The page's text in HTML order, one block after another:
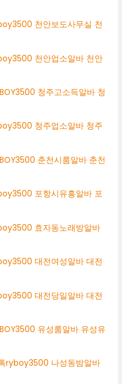
천안보도사무실 천
천안업소알바 천안
청주고소득알바 청
청주업소알바 청주
춘천시룸알바 춘천
포항시유흥알바 포
효자동노래방알바
대전여성알바 대전
대전당일알바 대전
유성룸알바 유성유
ryboy3500 나성동밤알바